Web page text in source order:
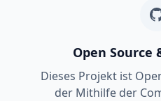
Open Source
Dieses Projekt ist
der Mithilfe der